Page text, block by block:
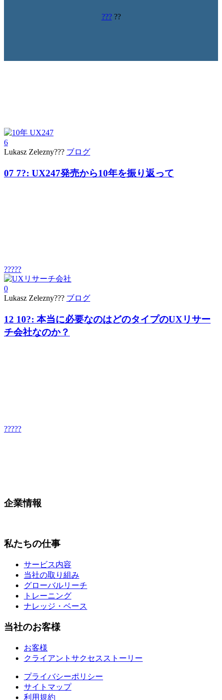
??? ??
6
Lukasz Zelezny??? ブログ
07 7?: UX247発売から10年を振り返って
?????
0
Lukasz Zelezny??? ブログ
12 10?: 本当に必要なのはどのタイプのUXリサー
チ会社なのか？
?????
企業情報
私たちの仕事
サービス内容
当社の取り組み
グローバルリーチ
トレーニング
ナレッジ・ベース
当社のお客様
お客様
クライアントサクセスストーリー
プライバシーポリシー
サイトマップ
利用規約